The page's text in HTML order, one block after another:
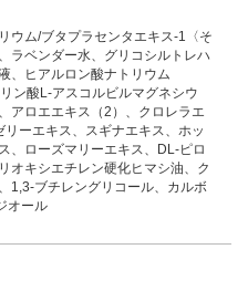
ウム/ブタプラセンタエキス-1〈そ
ラベンダー水、グリコシルトレハ
、ヒアルロン酸ナトリウム
ン酸L-アスコルビルマグネシウ
アロエエキス（2）、クロレラエ
ーエキス、スギナエキス、ホッ
、ローズマリーエキス、DL-ピロ
オキシエチレン硬化ヒマシ油、ク
1,3-ブチレングリコール、カルボ
オール